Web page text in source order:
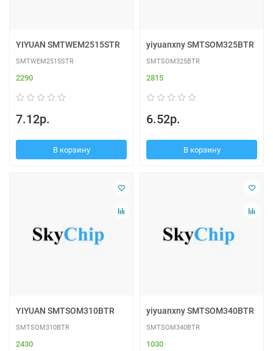
YIYUAN SMTWEM2515STR
SMTWEM2515STR
2290
7.12р.
В корзину
yiyuanxny SMTSOM325BTR
SMTSOM325BTR
2815
6.52р.
В корзину
YIYUAN SMTSOM310BTR
SMTSOM310BTR
2430
yiyuanxny SMTSOM340BTR
SMTSOM340BTR
1030